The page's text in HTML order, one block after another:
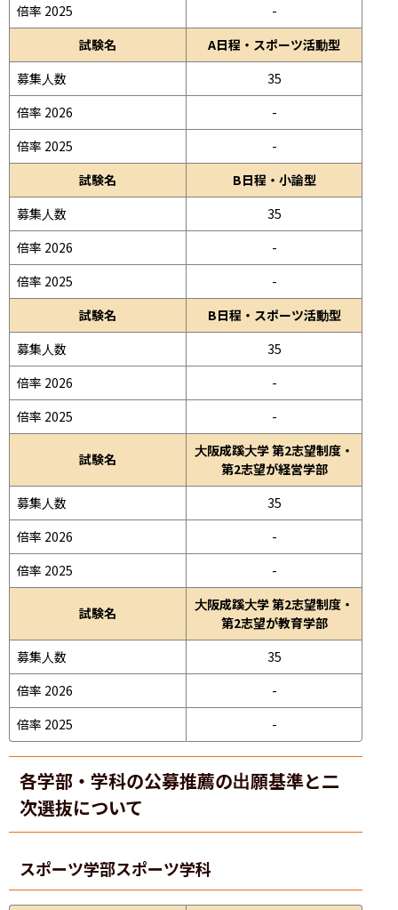
倍率 2025
-
試験名
A日程・スポーツ活動型
募集人数
35
倍率 2026
-
倍率 2025
-
試験名
B日程・小論型
募集人数
35
倍率 2026
-
倍率 2025
-
試験名
B日程・スポーツ活動型
募集人数
35
倍率 2026
-
倍率 2025
-
試験名
大阪成蹊大学 第2志望制度・
第2志望が経営学部
募集人数
35
倍率 2026
-
倍率 2025
-
試験名
大阪成蹊大学 第2志望制度・
第2志望が教育学部
募集人数
35
倍率 2026
-
倍率 2025
-
各学部・学科の公募推薦の出願基準と二
次選抜について
スポーツ学部スポーツ学科